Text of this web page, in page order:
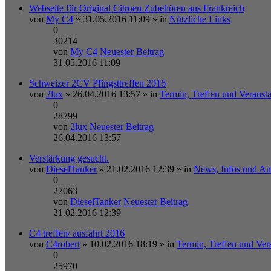
Webseite für Original Citroen Zubehören aus Frankreich
von My C4 » 31.05.2016 11:09 » in Nützliche Links
0
30214
von My C4 Neuester Beitrag
31.05.2016 11:09
Schweizer 2CV Pfingsttreffen 2016
von 2lux » 26.04.2016 13:57 » in Termin, Treffen und
0
28799
von 2lux Neuester Beitrag
26.04.2016 13:57
Verstärkung gesucht.
von DieselTanker » 21.02.2016 12:39 » in News, Infos und
0
27063
von DieselTanker Neuester Beitrag
21.02.2016 12:39
C4 treffen/ ausfahrt 2016
von C4robert» 10.02.2016 18:19 » in Termin, Treffen und
0
25970